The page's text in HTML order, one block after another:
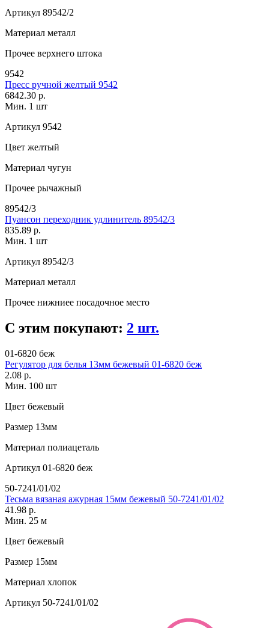
Артикул 89542/2
Материал металл
Прочее верхнего штока
9542
Пресс ручной желтый 9542
6842.30 р.
Мин. 1 шт
Артикул 9542
Цвет желтый
Материал чугун
Прочее рычажный
89542/3
Пуансон переходник удлинитель 89542/3
835.89 р.
Мин. 1 шт
Артикул 89542/3
Материал металл
Прочее нижниее посадочное место
С этим покупают: 2 шт.
01-6820 беж
Регулятор для белья 13мм бежевый 01-6820 беж
2.08 р.
Мин. 100 шт
Цвет бежевый
Размер 13мм
Материал полиацеталь
Артикул 01-6820 беж
50-7241/01/02
Тесьма вязаная ажурная 15мм бежевый 50-7241/01/02
41.98 р.
Мин. 25 м
Цвет бежевый
Размер 15мм
Материал хлопок
Артикул 50-7241/01/02